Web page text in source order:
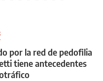
por la red de pedofilia
tiene antecedentes